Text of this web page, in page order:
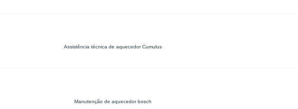
Assistência técnica de aquecedor Cumulus
Manutenção de aquecedor bosch